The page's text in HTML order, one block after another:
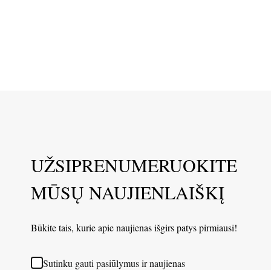
UŽSIPRENUMERUOKITE
MŪSŲ NAUJIENLAIŠKĮ
Būkite tais, kurie apie naujienas išgirs patys pirmiausi!
Sutinku gauti pasiūlymus ir naujienas